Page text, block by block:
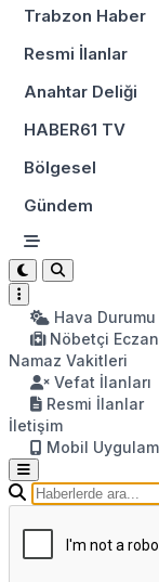
Trabzon Haber
Resmi İlanlar
Anahtar Deliği
HABER61 TV
Bölgesel
Gündem
Hava Durumu
Nöbetçi
Namaz Vakitleri
Vefat İlanları
Resmi İlanlar
İletişim
Mobil